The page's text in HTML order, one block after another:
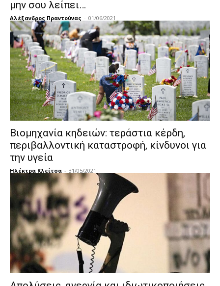
μην σου λείπει…
Αλέξανδρος Πραντούνας - 01/06/2021
Βιομηχανία κηδειών: τεράστια κέρδη,
περιβαλλοντική καταστροφή, κίνδυνοι για
την υγεία
Ηλέκτρα Κλείτσα - 31/05/2021